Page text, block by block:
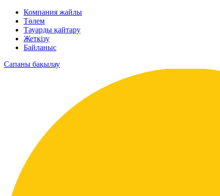
Компания жайлы
Төлем
Тауарды қайтару
Жеткізу
Байланыс
Сапаны бақылау